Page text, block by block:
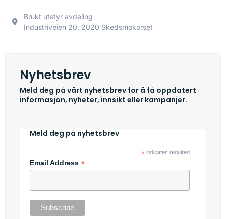
Brukt utstyr avdeling
Industriveien 20, 2020 Skedsmokorset
Nyhetsbrev
Meld deg på vårt nyhetsbrev for å få oppdatert
informasjon, nyheter, innsikt eller kampanjer.
Meld deg på nyhetsbrev
*indicates required
Email Address *